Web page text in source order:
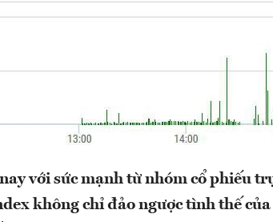
với sức mạnh từ nhóm cổ phiếu
không chỉ đảo ngược tình thế của